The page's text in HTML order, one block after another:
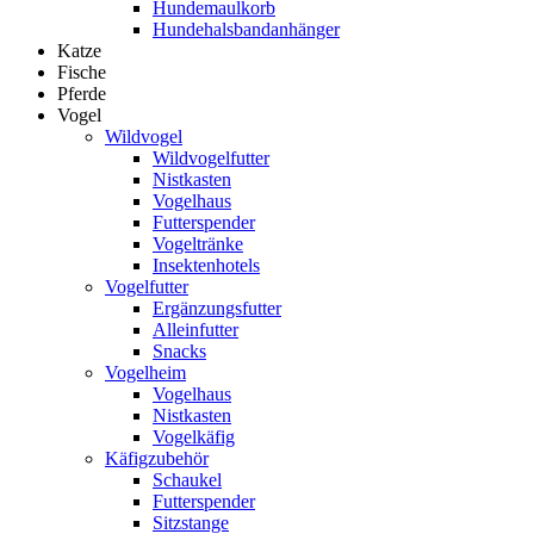
Hundemaulkorb
Hundehalsbandanhänger
Katze
Fische
Pferde
Vogel
Wildvogel
Wildvogelfutter
Nistkasten
Vogelhaus
Futterspender
Vogeltränke
Insektenhotels
Vogelfutter
Ergänzungsfutter
Alleinfutter
Snacks
Vogelheim
Vogelhaus
Nistkasten
Vogelkäfig
Käfigzubehör
Schaukel
Futterspender
Sitzstange